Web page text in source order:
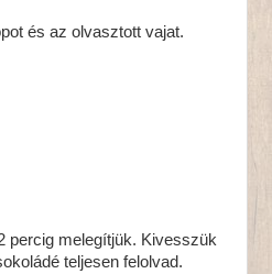
és az olvasztott vajat.
percig melegítjük. Kivesszük
teljesen felolvad.